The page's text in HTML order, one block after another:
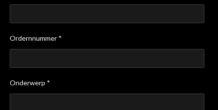
Ordernnummer *
Onderwerp *